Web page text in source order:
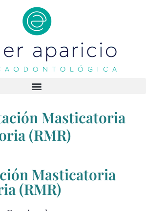
Masticatoria
(RMR)
Masticatoria
(RMR)